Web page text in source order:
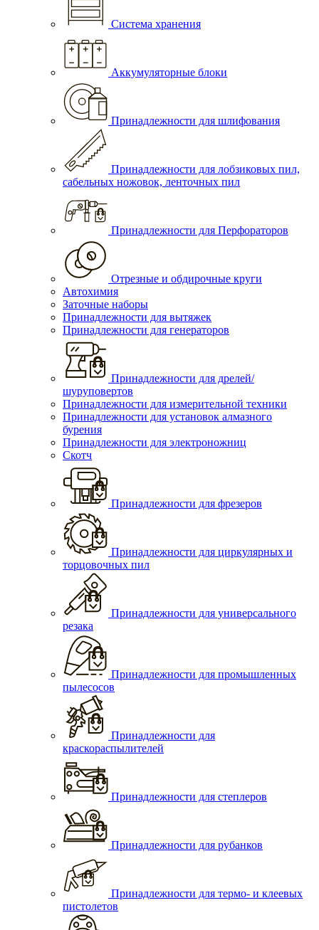
Система хранения
Аккумуляторные блоки
Принадлежности для шлифования
Принадлежности для лобзиковых пил,
сабельных ножовок, ленточных пил
Принадлежности для Перфораторов
Отрезные и обдирочные круги
Автохимия
Заточные наборы
Принадлежности для вытяжек
Принадлежности для генераторов
Принадлежности для дрелей/
шуруповертов
Принадлежности для измерительной техники
Принадлежности для установок алмазного
бурения
Принадлежности для электроножниц
Скотч
Принадлежности для фрезеров
Принадлежности для циркулярных и
торцовочных пил
Принадлежности для универсального
резака
Принадлежности для промышленных
пылесосов
Принадлежности для
краскораспылителей
Принадлежности для степлеров
Принадлежности для рубанков
Принадлежности для термо- и клеевых
пистолетов